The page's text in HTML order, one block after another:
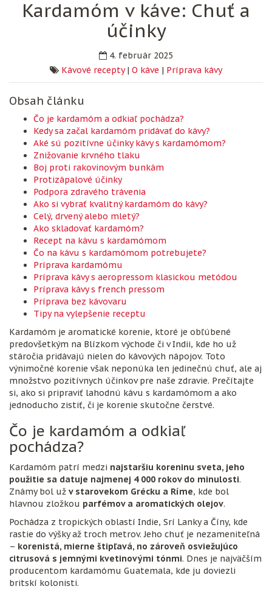
Kardamóm v káve: Chuť a
účinky
4. február 2025
Kávové recepty| O káve | Príprava kávy
Obsah článku
Čo je kardamóm a odkiaľ pochádza?
Kedy sa začal kardamóm pridávať do kávy?
Aké sú pozitívne účinky kávy s kardamómom?
Znižovanie krvného tlaku
Boj proti rakovinovým bunkám
Protizápalové účinky
Podpora zdravého trávenia
Ako si vybrať kvalitný kardamóm do kávy?
Celý, drvený alebo mletý?
Ako skladovať kardamóm?
Recept na kávu s kardamómom
Čo na kávu s kardamómom potrebujete?
Príprava kardamómu
Príprava kávy s aeropressom klasickou metódou
Príprava kávy s french pressom
Príprava bez kávovaru
Tipy na vylepšenie receptu
Kardamóm je aromatické korenie, ktoré je obľúbené
predovšetkým na Blízkom východe či v Indii, kde ho už
stáročia pridávajú nielen do kávových nápojov. Toto
výnimočné korenie však neponúka len jedinečnú chuť, ale aj
množstvo pozitívnych účinkov pre naše zdravie. Prečítajte
si, ako si pripraviť lahodnú kávu s kardamómom a ako
jednoducho zistiť, či je korenie skutočne čerstvé.
Čo je kardamóm a odkiaľ
pochádza?
Kardamóm patrí medzi najstaršiu koreninu sveta, jeho
použitie sa datuje najmenej 4 000 rokov do minulosti.
Známy bol už v starovekom Grécku a Ríme, kde bol
hlavnou zložkou parfémov a aromatických olejov.
Pochádza z tropických oblastí Indie, Srí Lanky a Číny, kde
rastie do výšky až troch metrov. Jeho chuť je nezameniteľná
– korenistá, mierne štipľavá, no zároveň osviežujúco
citrusová s jemnými kvetinovými tónmi. Dnes je najväčším
producentom kardamómu Guatemala, kde ju doviezli
britskí kolonisti.